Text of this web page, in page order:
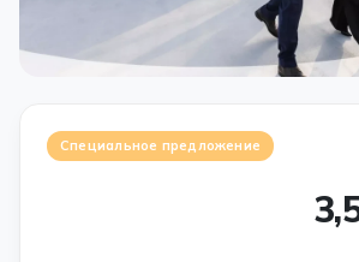
Специальное предложение